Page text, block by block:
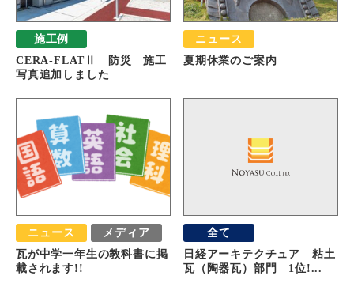
施工例
CERA-FLATⅡ 防災 施工
写真追加しました
ニュース
夏期休業のご案内
ニュース メディア
瓦が中学一年生の教科書に掲
載されます!!
全て
日経アーキテクチュア 粘土
瓦（陶器瓦）部門 1位!...